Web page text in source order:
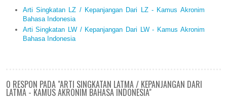
Arti Singkatan LZ / Kepanjangan Dari LZ - Kamus Akronim
Bahasa Indonesia
Arti Singkatan LW / Kepanjangan Dari LW - Kamus Akronim
Bahasa Indonesia
0 RESPON PADA "ARTI SINGKATAN LATMA / KEPANJANGAN DARI
LATMA - KAMUS AKRONIM BAHASA INDONESIA"